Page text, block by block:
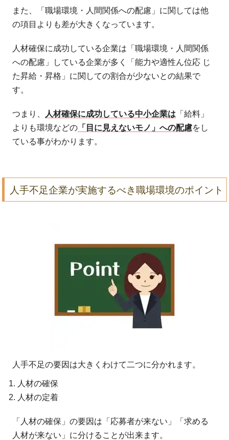
また、「職場環境・人間関係への配慮」に関しては他
の項目よりも差が大きくなっています。
人材確保に成功している企業は「職場環境・人間関係
への配慮」している企業が多く「能力や適性ん位応 じ
た昇給・昇格」に関しての割合が少ないとの結果で
す。
つまり、 人材確保に成功している中小企業は 「給料」
よりも環境などの 「目に見えないモノ」への配慮をし
ている事がわかります。
人手不足企業が実施するべき職場環境のポイント
人手不足の要因は大きくわけて二つに分かれます。
人材の確保
人材の定着
「人材の確保」の要因は「応募者が来ない」「求める
人材が来ない」に分けることが出来ます。